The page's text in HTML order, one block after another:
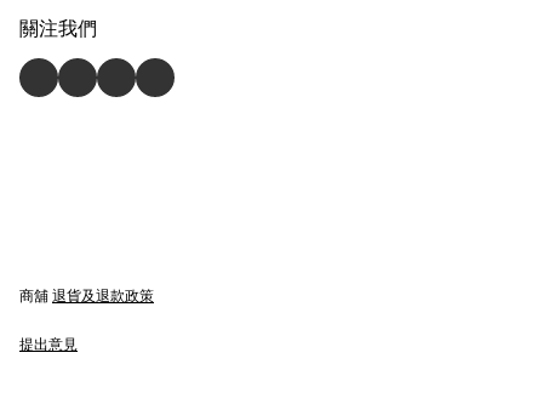
關注我們
商舖 退貨及退款政策
提出意見